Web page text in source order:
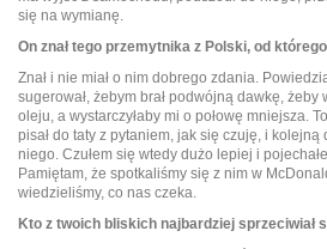
się na wymianę.
On znał tego przemytnika z Polski, od
Znał i nie miał o nim dobrego zdania.
sugerował, żebym brał podwójną dawkę,
oleju, a wystarczyłaby mi o połowę mniejsza.
pisał do taty z pytaniem, jak się czuję, i kolejną
niego. Czułem się wtedy dużo lepiej i
Pamiętam, że spotkaliśmy się z nim w
wiedzieliśmy, co nas czeka.
Kto z twoich bliskich najbardziej sprzeciwiał